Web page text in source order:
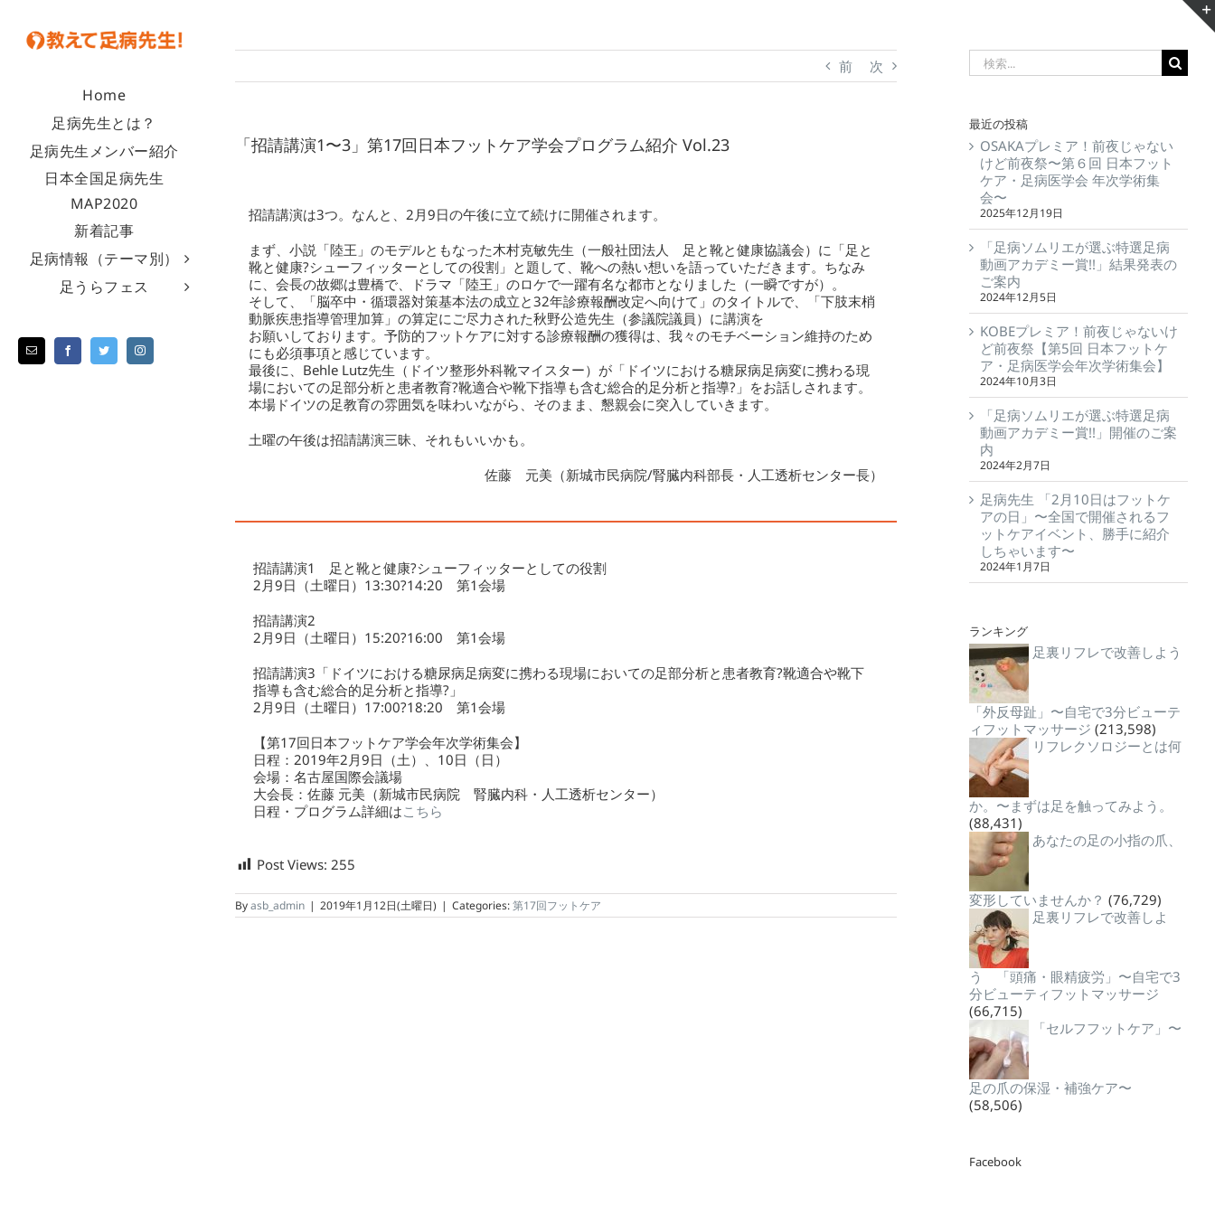
Home
足病先生とは？
足病先生メンバー紹介
日本全国足病先生
MAP2020
新着記事
足病情報（テーマ別）
足うらフェス
前 次
「招請講演1〜3」第17回日本フットケア学会プログラム紹介 Vol.23
招請講演は3つ。なんと、2月9日の午後に立て続けに開催されます。
まず、小説「陸王」のモデルともなった木村克敏先生（一般社団法人 足と靴と健康協議会）に「足と
靴と健康?シューフィッターとしての役割」と題して、靴への熱い想いを語っていただきます。ちなみ
に、会長の故郷は豊橋で、ドラマ「陸王」のロケで一躍有名な都市となりました（一瞬ですが）。
そして、「脳卒中・循環器対策基本法の成立と32年診療報酬改定へ向けて」のタイトルで、「下肢末梢
動脈疾患指導管理加算」の算定にご尽力された秋野公造先生（参議院議員）に講演を
お願いしております。予防的フットケアに対する診療報酬の獲得は、我々のモチベーション維持のため
にも必須事項と感じています。
最後に、Behle Lutz先生（ドイツ整形外科靴マイスター）が「ドイツにおける糖尿病足病変に携わる現
場においての足部分析と患者教育?靴適合や靴下指導も含む総合的足分析と指導?」をお話しされます。
本場ドイツの足教育の雰囲気を味わいながら、そのまま、懇親会に突入していきます。
土曜の午後は招請講演三昧、それもいいかも。
佐藤 元美（新城市民病院/腎臓内科部長・人工透析センター長）
招請講演1 足と靴と健康?シューフィッターとしての役割
2月9日（土曜日）13:30?14:20 第1会場
招請講演2
2月9日（土曜日）15:20?16:00 第1会場
招請講演3「ドイツにおける糖尿病足病変に携わる現場においての足部分析と患者教育?靴適合や靴下
指導も含む総合的足分析と指導?」
2月9日（土曜日）17:00?18:20 第1会場
【第17回日本フットケア学会年次学術集会】
日程：2019年2月9日（土）、10日（日）
会場：名古屋国際会議場
大会長：佐藤 元美（新城市民病院 腎臓内科・人工透析センター）
日程・プログラム詳細はこちら
Post Views: 255
Byasb_admin | 2019年1月12日(土曜日) | Categories:第17回フットケア
最近の投稿
OSAKAプレミア！前夜じゃない
けど前夜祭〜第６回 日本フット
ケア・足病医学会 年次学術集
会〜
2025年12月19日
「足病ソムリエが選ぶ特選足病
動画アカデミー賞!!」結果発表の
ご案内
2024年12月5日
KOBEプレミア！前夜じゃないけ
ど前夜祭【第5回 日本フットケ
ア・足病医学会年次学術集会】
2024年10月3日
「足病ソムリエが選ぶ特選足病
動画アカデミー賞!!」開催のご案
内
2024年2月7日
足病先生 「2月10日はフットケ
アの日」〜全国で開催されるフ
ットケアイベント、勝手に紹介
しちゃいます〜
2024年1月7日
ランキング
足裏リフレで改善しよう
「外反母趾」〜自宅で3分ビューテ
ィフットマッサージ (213,598)
リフレクソロジーとは何
か。〜まずは足を触ってみよう。
(88,431)
あなたの足の小指の爪、
変形していませんか？ (76,729)
足裏リフレで改善しよ
う 「頭痛・眼精疲労」〜自宅で3
分ビューティフットマッサージ
(66,715)
「セルフフットケア」〜
足の爪の保湿・補強ケア〜
(58,506)
Facebook